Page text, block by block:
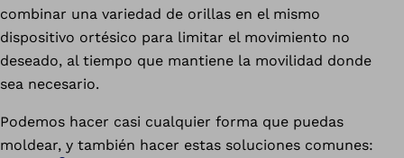
combinar una variedad de orillas en el mismo
dispositivo ortésico para limitar el movimiento no
deseado, al tiempo que mantiene la movilidad donde
sea necesario.
Podemos hacer casi cualquier forma que puedas
moldear, y también hacer estas soluciones comunes: